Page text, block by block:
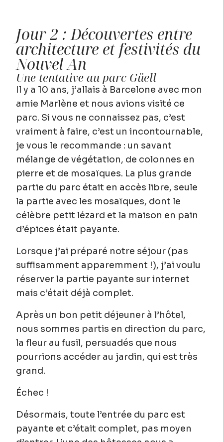
Jour 2 : Découvertes entre
architecture et festivités du
Nouvel An
Une tentative au parc Güell
Il y a 10 ans, j’allais à Barcelone avec mon
amie Marlène et nous avions visité ce
parc. Si vous ne connaissez pas, c’est
vraiment à faire, c’est un incontournable,
je vous le recommande : un savant
mélange de végétation, de colonnes en
pierre et de mosaïques. La plus grande
partie du parc était en accès libre, seule
la partie avec les mosaïques, dont le
célèbre petit lézard et la maison en pain
d’épices était payante.
Lorsque j’ai préparé notre séjour (pas
suffisamment apparemment !), j’ai voulu
réserver la partie payante sur internet
mais c’était déjà complet.
Après un bon petit déjeuner à l’hôtel,
nous sommes partis en direction du parc,
la fleur au fusil, persuadés que nous
pourrions accéder au jardin, qui est très
grand.
Échec !
Désormais, toute l’entrée du parc est
payante et c’était complet, pas moyen